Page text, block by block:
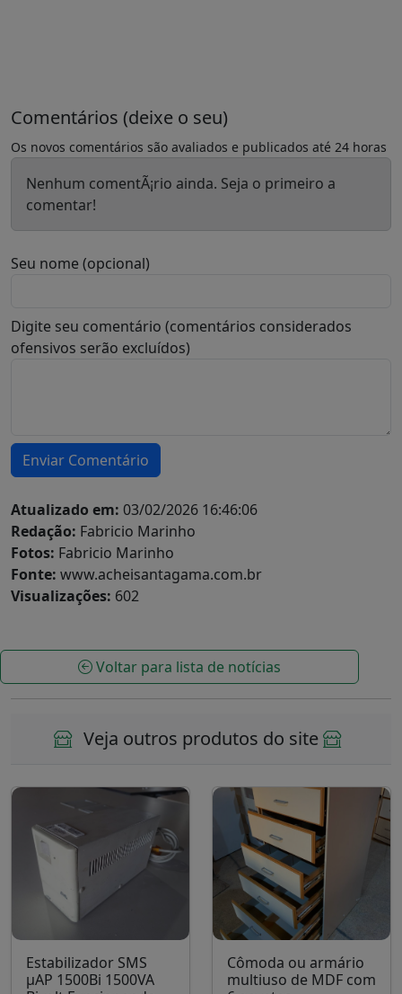
Comentários (deixe o seu)
Os novos comentários são avaliados e publicados até 24 horas
Nenhum comentÃ¡rio ainda. Seja o primeiro a
comentar!
Seu nome (opcional)
Digite seu comentário (comentários considerados
ofensivos serão excluídos)
Enviar Comentário
Atualizado em: 03/02/2026 16:46:06
Redação: Fabricio Marinho
Fotos: Fabricio Marinho
Fonte: www.acheisantagama.com.br
Visualizações: 602
Voltar para lista de notícias
Veja outros produtos do site
Estabilizador SMS
µAP 1500Bi 1500VA
Cômoda ou armário
multiuso de MDF com